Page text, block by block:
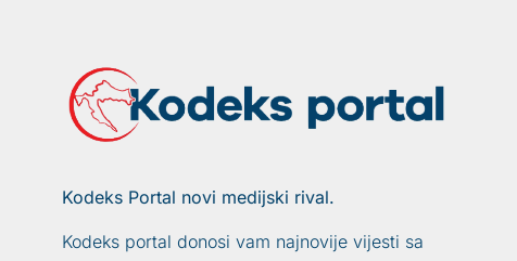
Kodeks Portal novi medijski rival.
Kodeks portal donosi vam najnovije vijesti sa